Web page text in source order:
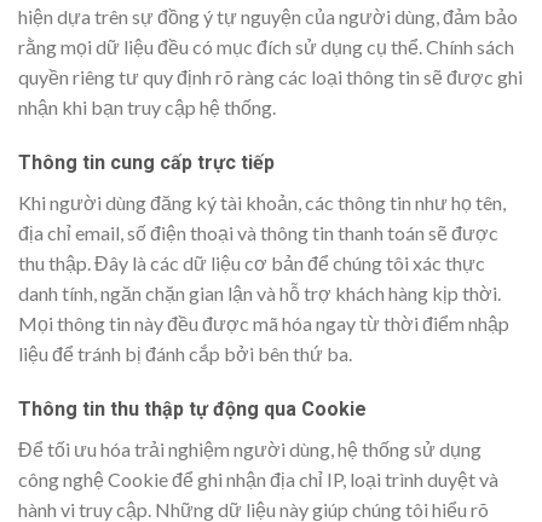
hiện dựa trên sự đồng ý tự nguyện của người dùng, đảm bảo
rằng mọi dữ liệu đều có mục đích sử dụng cụ thể. Chính sách
quyền riêng tư quy định rõ ràng các loại thông tin sẽ được ghi
nhận khi bạn truy cập hệ thống.
Thông tin cung cấp trực tiếp
Khi người dùng đăng ký tài khoản, các thông tin như họ tên,
địa chỉ email, số điện thoại và thông tin thanh toán sẽ được
thu thập. Đây là các dữ liệu cơ bản để chúng tôi xác thực
danh tính, ngăn chặn gian lận và hỗ trợ khách hàng kịp thời.
Mọi thông tin này đều được mã hóa ngay từ thời điểm nhập
liệu để tránh bị đánh cắp bởi bên thứ ba.
Thông tin thu thập tự động qua Cookie
Để tối ưu hóa trải nghiệm người dùng, hệ thống sử dụng
công nghệ Cookie để ghi nhận địa chỉ IP, loại trình duyệt và
hành vi truy cập. Những dữ liệu này giúp chúng tôi hiểu rõ